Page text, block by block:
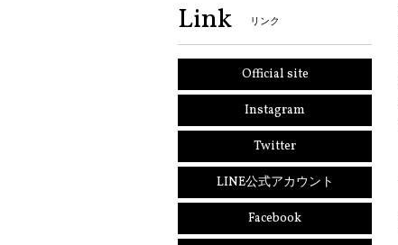
Link リンク
Official site
Instagram
Twitter
LINE公式アカウント
Facebook